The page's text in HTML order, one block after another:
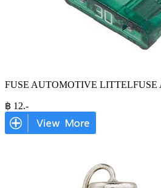
FUSE AUTOMOTIVE LITTELFUSE
฿ 12.-